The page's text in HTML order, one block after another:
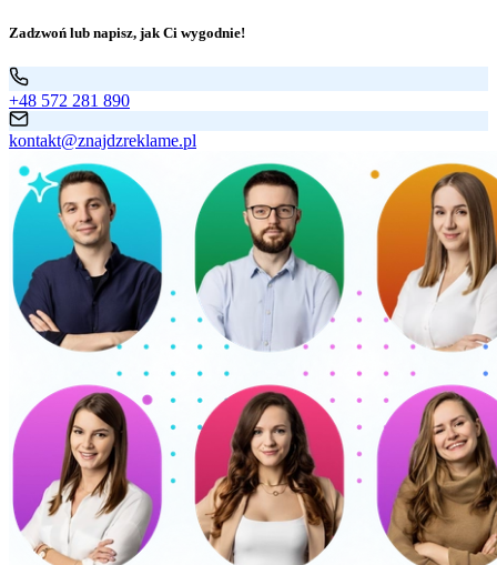
Zadzwoń lub napisz, jak Ci wygodnie!
+48 572 281 890
kontakt@znajdzreklame.pl